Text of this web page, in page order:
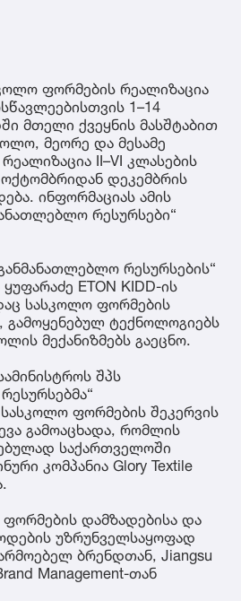
ფორმების რეალიზაცია
1–14
მთელი ქვეყნის მასშტაბით
მეორე და მესამე
II–VI კლასების
დეკემბრის
ინფორმაციას ამის
რესურსები“
რესურსების“
ETON KIDD-ის
სასკოლო ფორმების
გამოყენებულ ტექნოლოგიებს
მექანიზმებს გაეცნო.
შპს
ფორმების შეკერვის
გამოაცხადა, რომლის
საქართველოში
კომპანია Glory Textile
დამზადებისა და
უზრუნველსაყოფად
ბრენდთან, Jiangsu
Management-თან